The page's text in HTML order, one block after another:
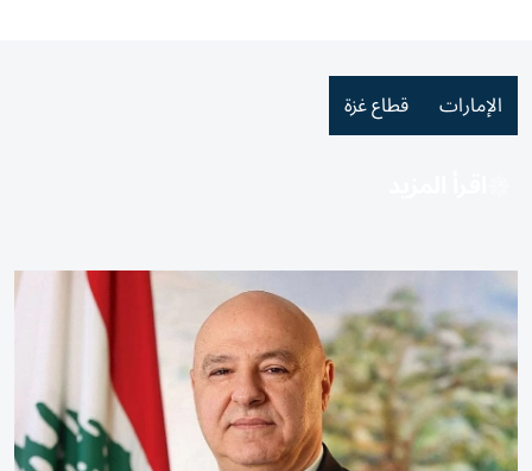
الإمارات قطاع غزة